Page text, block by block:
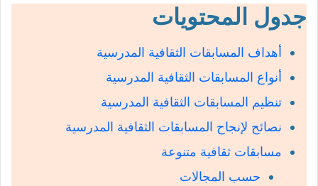
جدول المحتويات
أهداف المسابقات الثقافية المدرسية
أنواع المسابقات الثقافية المدرسية
تنظيم المسابقات الثقافية المدرسية
نصائح لإنجاح المسابقات الثقافية المدرسية
مسابقات ثقافية متنوعة
حسب المجالات